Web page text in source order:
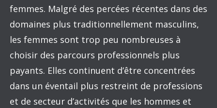
femmes. Malgré des percées récentes dans des
domaines plus traditionnellement masculins,
les femmes sont trop peu nombreuses à
choisir des parcours professionnels plus
payants. Elles continuent d’être concentrées
dans un éventail plus restreint de professions
et de secteur d’activités que les hommes et